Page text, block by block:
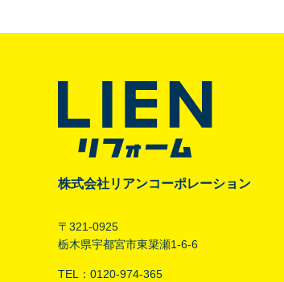
株式会社リアンコーポレーション
〒321-0925
栃木県宇都宮市東簗瀬1-6-6
TEL：0120-974-365